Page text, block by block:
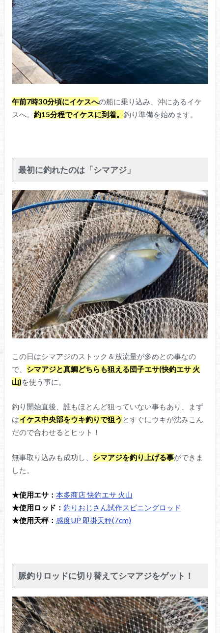
午前7時30分頃にイケスへの船に乗り込み、沖にあるイケ
スへ。 約15分程でイケスに到着。 釣り準備を始めます。
最初に釣れたのは「シマアジ」
この日はシマアジのストック＆放流量が多めとの事なの
で、 シマアジと真鯛どちらも狙える団子エサ(快釣エサ 火
山)を使う事に。
釣り開始直後、誰もほとんど狙っていない事もあり、まず
はイケス中央部をウキ釣りで狙う とすぐにウキが沈みこん
だので合わせるとヒット！
無事取り込みも成功し、 シマアジを釣り上げる事ができま
した。
★使用エサ： 本多商店 快釣エサ 火山
★使用ロッド： 釣りおじさん試作スピニングロッド
★使用天秤： 感度UP 即掛天秤(7cm)
脈釣りロッドに切り替えてシマアジをゲット！